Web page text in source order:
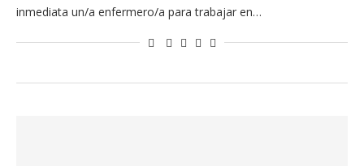
inmediata un/a enfermero/a para trabajar en…